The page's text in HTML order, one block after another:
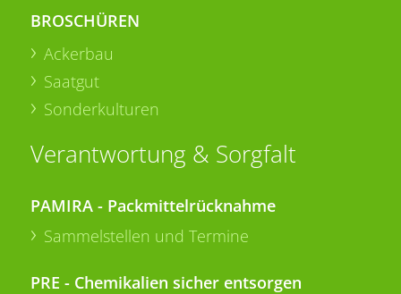
BROSCHÜREN
Ackerbau
Saatgut
Sonderkulturen
Verantwortung & Sorgfalt
PAMIRA - Packmittelrücknahme
Sammelstellen und Termine
PRE - Chemikalien sicher entsorgen